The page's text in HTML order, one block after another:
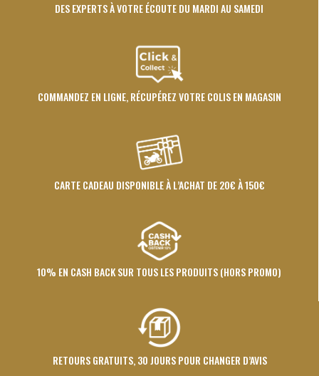
DES EXPERTS À VOTRE ÉCOUTE DU MARDI AU SAMEDI
COMMANDEZ EN LIGNE, RÉCUPÉREZ VOTRE COLIS EN MAGASIN
CARTE CADEAU DISPONIBLE À L’ACHAT DE 20€ À 150€
10% EN CASH BACK SUR TOUS LES PRODUITS (HORS PROMO)
RETOURS GRATUITS, 30 JOURS POUR CHANGER D’AVIS